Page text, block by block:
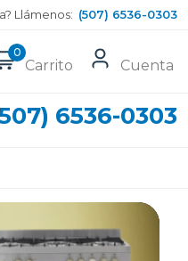
Llámenos: (507) 6536-0303
0
Carrito Cuenta
6536-0303